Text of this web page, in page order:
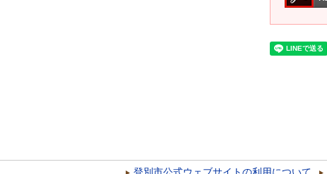
登別市公式ウェブサイトの利用について